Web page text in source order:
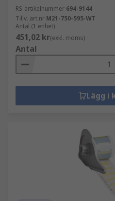
RS-artikelnummer 694-9144
Tillv. art.nr M21-750-595-WT
Antal (1 enhet)
451,02 kr(exkl. moms)
Antal
Lägg i